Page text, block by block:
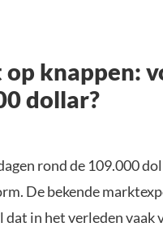
knappen:
dollar?
rond de 109.000
De bekende
dat in het verleden vaak